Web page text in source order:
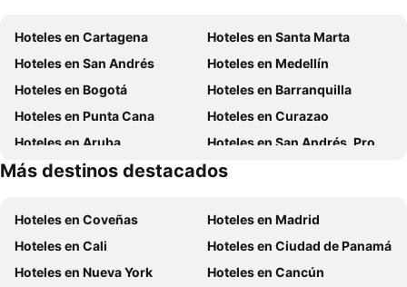
Hoteles en Cartagena
Hoteles en Santa Marta
Hoteles en San Andrés
Hoteles en Medellín
Hoteles en Bogotá
Hoteles en Barranquilla
Hoteles en Punta Cana
Hoteles en Curazao
Hoteles en Aruba
Hoteles en San Andrés, Providencia and Santa Catalina
Hoteles en Cundinamarca
Hoteles en República Dominicana
Más destinos destacados
Hoteles en Coveñas
Hoteles en Madrid
Hoteles en Cali
Hoteles en Ciudad de Panamá
Hoteles en Nueva York
Hoteles en Cancún